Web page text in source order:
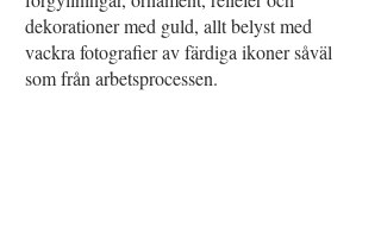
dekorationer med guld, allt belyst med
vackra fotografier av färdiga ikoner såväl
som från arbetsprocessen.